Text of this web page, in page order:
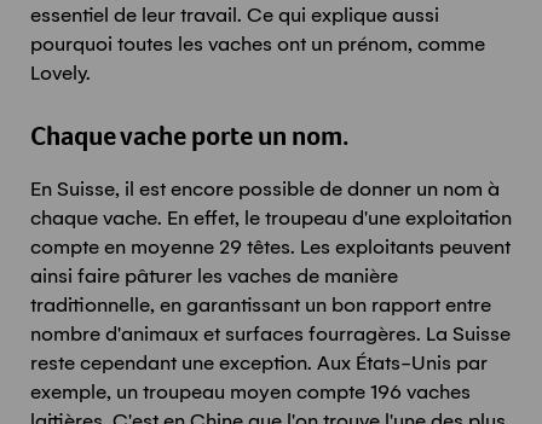
essentiel de leur travail. Ce qui explique aussi
pourquoi toutes les vaches ont un prénom, comme
Lovely.
Chaque vache porte un nom.
En Suisse, il est encore possible de donner un nom à
chaque vache. En effet, le troupeau d'une exploitation
compte en moyenne 29 têtes. Les exploitants peuvent
ainsi faire pâturer les vaches de manière
traditionnelle, en garantissant un bon rapport entre
nombre d'animaux et surfaces fourragères. La Suisse
reste cependant une exception. Aux États-Unis par
exemple, un troupeau moyen compte 196 vaches